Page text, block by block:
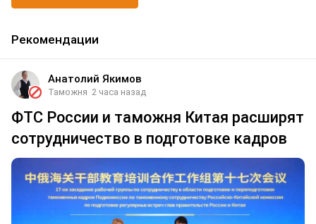
Рекомендации
Анатолий Якимов
Таможня 2 часа назад
ФТС России и таможня Китая расширят
сотрудничество в подготовке кадров